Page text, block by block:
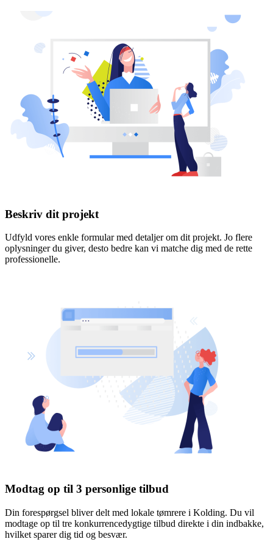
Beskriv dit projekt
Udfyld vores enkle formular med detaljer om dit projekt. Jo flere
oplysninger du giver, desto bedre kan vi matche dig med de rette
professionelle.
Modtag op til 3 personlige tilbud
Din forespørgsel bliver delt med lokale tømrere i Kolding. Du vil
modtage op til tre konkurrencedygtige tilbud direkte i din indbakke,
hvilket sparer dig tid og besvær.